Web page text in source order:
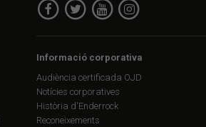
Informació corporativa
Audiència certificada OJD
Notícies corporatives
Història d'Enderrock
Reconeixements